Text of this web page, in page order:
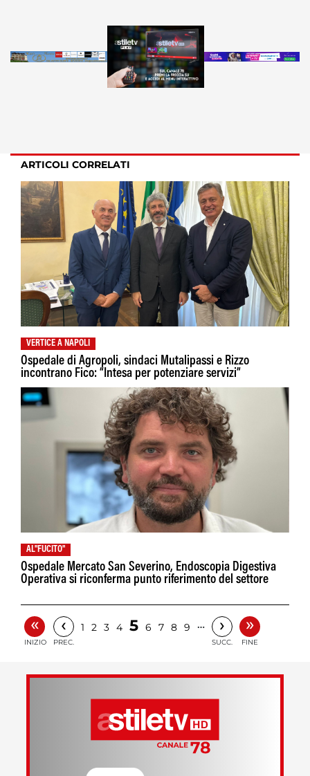
ARTICOLI CORRELATI
VERTICE A NAPOLI
Ospedale di Agropoli, sindaci Mutalipassi e Rizzo
incontrano Fico: “Intesa per potenziare servizi”
AL"FUCITO"
Ospedale Mercato San Severino, Endoscopia Digestiva
Operativa si riconferma punto riferimento del settore
«
INIZIO
‹
PREC.
1 2 3 4 5 6 7 8 9 … ›
SUCC.
»
FINE